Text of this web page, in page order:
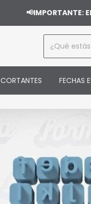
📢IMPORTANTE:
CORTANTES FECHAS